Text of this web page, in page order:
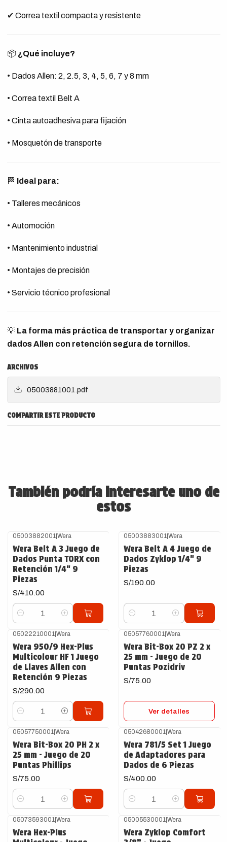
✔ Correa textil compacta y resistente
📦 ¿Qué incluye?
• Dados Allen: 2, 2.5, 3, 4, 5, 6, 7 y 8 mm
• Correa textil Belt A
• Cinta autoadhesiva para fijación
• Mosquetón de transporte
🏁 Ideal para:
• Talleres mecánicos
• Automoción
• Mantenimiento industrial
• Montajes de precisión
• Servicio técnico profesional
💡 La forma más práctica de transportar y organizar
dados Allen con retención segura de tornillos.
ARCHIVOS
05003881001.pdf
COMPARTIR ESTE PRODUCTO
También podría interesarte uno de
estos
05003882001 |Wera
Wera Belt A 3 Juego de
Dados Punta TORX con
Retención 1/4" 9
Piezas
S/410.00
Cantidad
05003883001 |Wera
Wera Belt A 4 Juego de
Dados Zyklop 1/4" 9
Piezas
S/190.00
Cantidad
05022210001 |Wera
Wera 950/9 Hex-Plus
Multicolour HF 1 Juego
de Llaves Allen con
Retención 9 Piezas
S/290.00
Cantidad
05057760001 |Wera
Wera Bit-Box 20 PZ 2 x
25 mm - Juego de 20
Puntas Pozidriv
S/75.00
Ver detalles
05057750001 |Wera
Wera Bit-Box 20 PH 2 x
25 mm - Juego de 20
Puntas Phillips
S/75.00
Cantidad
05042680001 |Wera
Wera 781/5 Set 1 Juego
de Adaptadores para
Dados de 6 Piezas
S/400.00
Cantidad
05073593001 |Wera
Wera Hex-Plus
05005530001 |Wera
Wera Zyklop Comfort